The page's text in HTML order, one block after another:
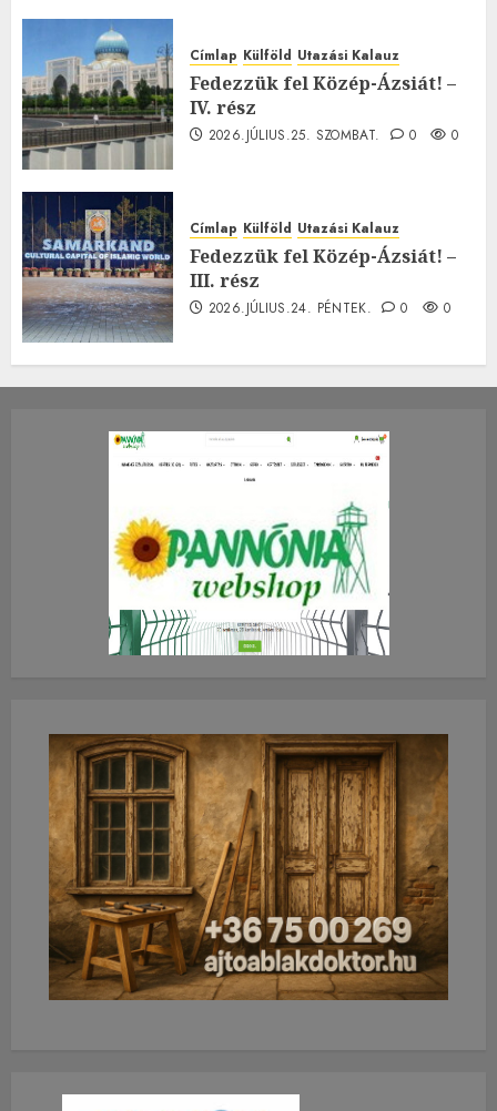
Címlap Külföld Utazási Kalauz
Fedezzük fel Közép-Ázsiát! –
IV. rész
2026.JÚLIUS.25. SZOMBAT. 0 0
Címlap Külföld Utazási Kalauz
Fedezzük fel Közép-Ázsiát! –
III. rész
2026.JÚLIUS.24. PÉNTEK. 0 0